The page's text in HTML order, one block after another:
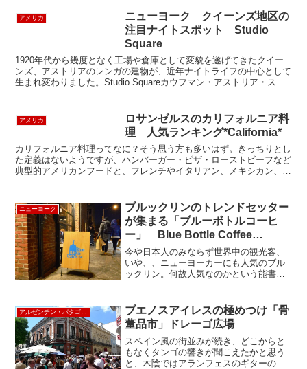
バレー ワイナリーツアーのリポートが
届きましたので皆様...
アメリカ
ニューヨーク クイーンズ地区の
注目ナイトスポット Studio
Square
1920年代から幾度となく工場や倉庫として変貌を遂げてきたクイー
ンズ、アストリアのレンガの建物が、近年ナイトライフの中心として
生まれ変わりました。Studio Squareカウフマン・アストリア・スタ
アメリカ
ロサンゼルスのカリフォルニア料
理 人気ランキング*California*
カリフォルニア料理ってなに？そう思う方も多いはず。きっちりとし
た定義はないようですが、ハンバーガー・ピザ・ローストビーフなど
典型的アメリカンフードと、フレンチやイタリアン、メキシカン、ア
ニューヨーク
ブルックリンのトレンドセッター
が集まる「ブルーボトルコーヒ
ー」 Blue Bottle Coffee
Brooklyn
今や日本人のみならず世界中の観光客、
いや、、ニューヨーカーにも人気のブル
ックリン。何故人気なのかという能書き
さて、今回は「コーヒー業界のアップ
ル！」とも持てはやされてい...
アルゼンチン・パタゴニア
ブエノスアイレスの極めつけ「骨
董品市」ドレーゴ広場
スペイン風の街並みが続き、どこからと
もなくタンゴの響きが聞こえたかと思う
と、木陰ではアランフェスのギターの音